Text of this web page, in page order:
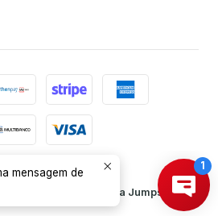
JJ Pinto Lda.
Com tecnologia Jumpseller.
mensagem de